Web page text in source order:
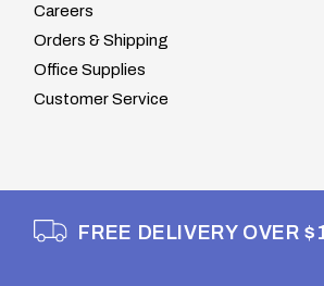
Careers
Orders & Shipping
Office Supplies
Customer Service
FREE DELIVERY OVER